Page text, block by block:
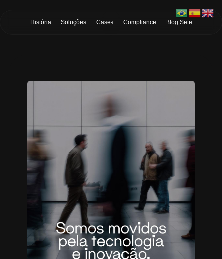
História Soluções Cases Compliance Blog Sete